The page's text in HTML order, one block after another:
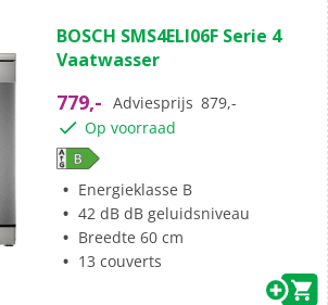
BOSCH SMS4ELI06F Serie 4
Vaatwasser
779,- Adviesprijs 879,-
Op voorraad
Energieklasse B
42 dB dB geluidsniveau
Breedte 60 cm
13 couverts